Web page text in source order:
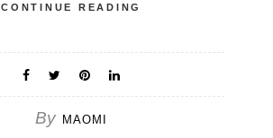
CONTINUE READING
By MAOMI